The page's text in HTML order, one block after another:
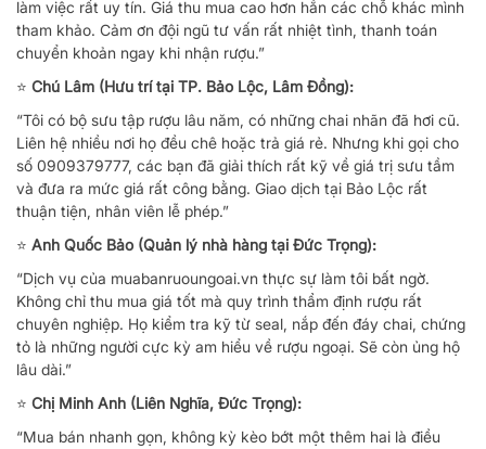
làm việc rất uy tín. Giá thu mua cao hơn hẳn các chỗ khác mình
tham khảo. Cảm ơn đội ngũ tư vấn rất nhiệt tình, thanh toán
chuyển khoản ngay khi nhận rượu.”
⭐ Chú Lâm (Hưu trí tại TP. Bảo Lộc, Lâm Đồng):
“Tôi có bộ sưu tập rượu lâu năm, có những chai nhãn đã hơi cũ.
Liên hệ nhiều nơi họ đều chê hoặc trả giá rẻ. Nhưng khi gọi cho
số 0909379777, các bạn đã giải thích rất kỹ về giá trị sưu tầm
và đưa ra mức giá rất công bằng. Giao dịch tại Bảo Lộc rất
thuận tiện, nhân viên lễ phép.”
⭐ Anh Quốc Bảo (Quản lý nhà hàng tại Đức Trọng):
“Dịch vụ của muabanruoungoai.vn thực sự làm tôi bất ngờ.
Không chỉ thu mua giá tốt mà quy trình thẩm định rượu rất
chuyên nghiệp. Họ kiểm tra kỹ từ seal, nắp đến đáy chai, chứng
tỏ là những người cực kỳ am hiểu về rượu ngoại. Sẽ còn ủng hộ
lâu dài.”
⭐ Chị Minh Anh (Liên Nghĩa, Đức Trọng):
“Mua bán nhanh gọn, không kỳ kèo bớt một thêm hai là điều